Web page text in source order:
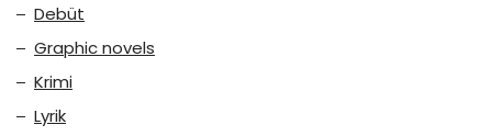
Debüt
Graphic novels
Krimi
Lyrik